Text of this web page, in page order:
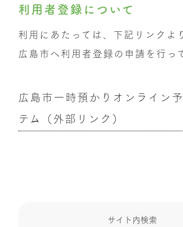
利用者登録について
利用にあたっては、下記リンクよ
広島市へ利用者登録の申請を行っ
広島市一時預かりオンライン
テム（外部リンク）
サイト内検索